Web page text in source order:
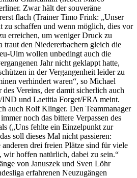
Zwar hält der souveräne
flach (Trainer Timo Frink: „Unser
zu schaffen und wenn möglich, dies vor
erreichen, um weniger Druck zu
traut den Niedererbachern gleich die
Ulm wollen unbedingt auch die
Jahr nicht geklappt hatte,
in der Vergangenheit leider zu
verhindert waren“, so Michael
Vereins, der damit sicherlich auch
und Laetitia Forget/FRA meint.
auch Rolf Klinger. Den Teammanager
noch das bittere Verpassen des
(„Uns fehlte ein Einzelpunkt zur
soll dieses Mal nicht passieren:
drei freien Plätze sind für viele
wir hoffen natürlich, dabei zu sein.“
von Januszek und Sven Löhr
erfahrenen Neuzugängen